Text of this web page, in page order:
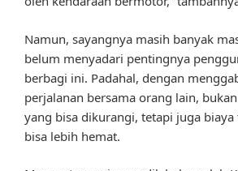
Namun, sayangnya masih banyak
belum menyadari pentingnya
berbagi ini. Padahal, dengan
perjalanan bersama orang lain,
yang bisa dikurangi, tetapi juga
bisa lebih hemat.